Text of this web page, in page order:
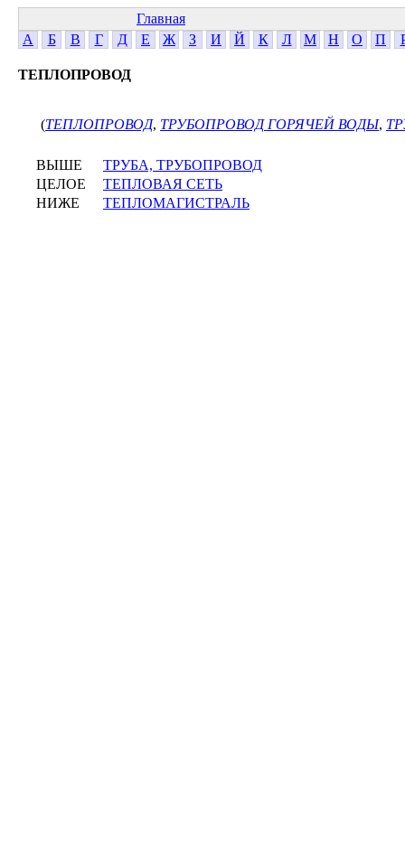
Главная
А
Б В Г Д Е Ж З И Й К Л М Н О П
ТЕПЛОПРОВОД
(ТЕПЛОПРОВОД, ТРУБОПРОВОД ГОРЯЧЕЙ ВОДЫ,
ВЫШЕ
ТРУБА, ТРУБОПРОВОД
ЦЕЛОЕ
ТЕПЛОВАЯ СЕТЬ
НИЖЕ
ТЕПЛОМАГИСТРАЛЬ